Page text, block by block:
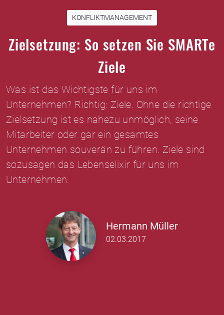
KONFLIKTMANAGEMENT
Zielsetzung: So setzen Sie SMARTe
Ziele
Was ist das Wichtigste für uns im
Unternehmen? Richtig: Ziele. Ohne die richtige
Zielsetzung ist es nahezu unmöglich, seine
Mitarbeiter oder gar ein gesamtes
Unternehmen souverän zu führen. Ziele sind
sozusagen das Lebenselixir für uns im
Unternehmen.
Hermann Müller
02.03.2017